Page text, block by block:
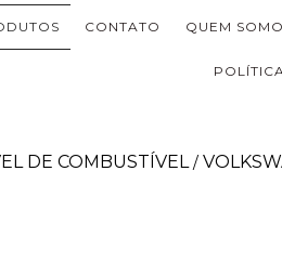
CONTATO QUEM
DE COMBUSTÍVEL /